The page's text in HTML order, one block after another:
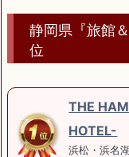
静岡県『旅館
位
THE
HOTEL-
浜松・浜名